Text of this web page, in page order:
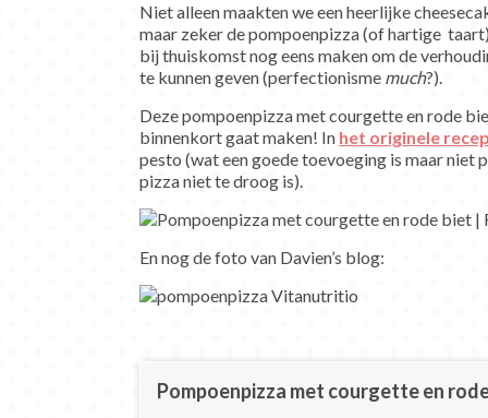
Niet alleen maakten we een heerlijke
maar zeker de pompoenpizza (of hartige
bij thuiskomst nog eens maken om de
te kunnen geven (perfectionisme much?).
Deze pompoenpizza met courgette en rode
binnenkort gaat maken! In het originele
pesto (wat een goede toevoeging is maar niet
pizza niet te droog is).
En nog de foto van Davien’s blog:
Pompoenpizza met courgette en